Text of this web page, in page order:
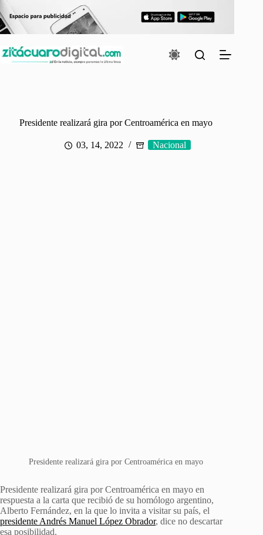
al
contenido
Presidente realizará gira por Centroamérica en mayo
03, 14, 2022 Nacional
Presidente realizará gira por Centroamérica en mayo
Presidente realizará gira por Centroamérica en mayo en
respuesta a la carta que recibió de su homólogo argentino,
Alberto Fernández, en la que lo invita a visitar su país, el
presidente Andrés Manuel López Obrador, dice no descartar
esa posibilidad.